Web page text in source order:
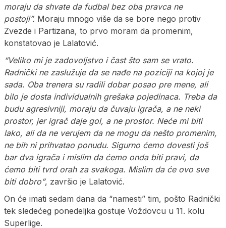
moraju da shvate da fudbal bez oba pravca ne
postoji”. Moraju mnogo više da se bore nego protiv
Zvezde i Partizana, to prvo moram da promenim,
konstatovao je Lalatović.
“Veliko mi je zadovoljstvo i čast što sam se vrato.
Radnički ne zaslužuje da se nađe na poziciji na kojoj je
sada. Oba trenera su radili dobar posao pre mene, ali
bilo je dosta individualnih grešaka pojedinaca. Treba da
budu agresivniji, moraju da čuvaju igrača, a ne neki
prostor, jer igrač daje gol, a ne prostor. Neće mi biti
lako, ali da ne verujem da ne mogu da nešto promenim,
ne bih ni prihvatao ponudu. Sigurno ćemo dovesti još
bar dva igrača i mislim da ćemo onda biti pravi, da
ćemo biti tvrd orah za svakoga. Mislim da će ovo sve
biti dobro”, završio je Lalatović.
On će imati sedam dana da “namesti” tim, pošto Radnički
tek sledećeg ponedeljka gostuje Voždovcu u 11. kolu
Superlige.